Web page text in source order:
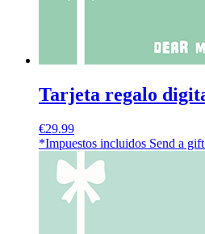
Tarjeta regalo
€29.99
*Impuestos incluidos Send a